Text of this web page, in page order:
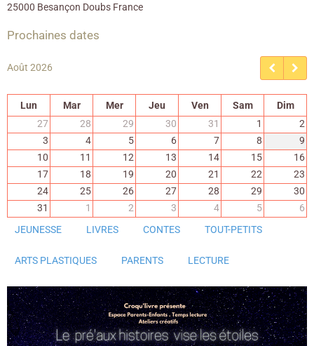
25000 Besançon Doubs France
Prochaines dates
Août 2026
Lun Mar Mer Jeu Ven Sam
Dim
27
28 29 30 31 1
2
3
4 5 6 7 8
9
10
11 12 13 14 15
16
17
18 19 20 21 22
23
24
25 26 27 28 29
30
31
1 2 3 4 5
6
JEUNESSE
LIVRES CONTES TOUT-PETITS
ARTS PLASTIQUES PARENTS LECTURE